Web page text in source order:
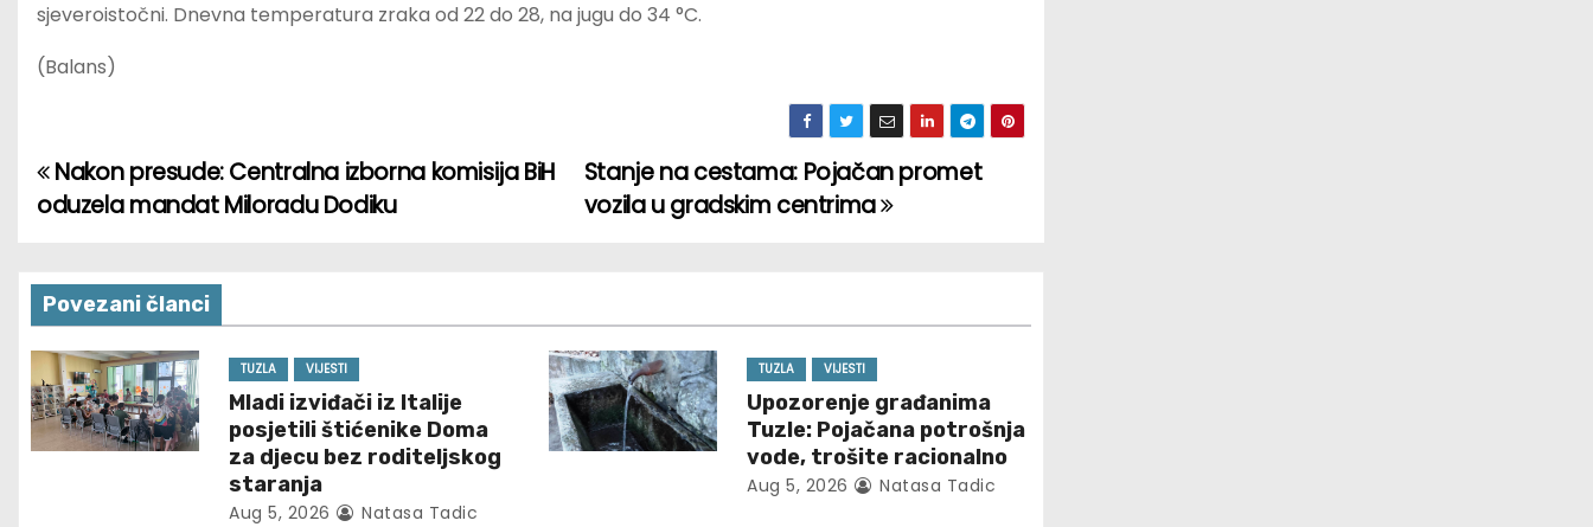
sjeveroistočni. Dnevna temperatura zraka od 22 do 28, na jugu do 34 °C.
(Balans)
P
s
t
n
a
Stanje na cestama: Pojačan promet
vozila u gradskim centrima
Nakon presude: Centralna izborna komisija BiH
oduzela mandat Miloradu Dodiku
Povezani članci
TUZLA VIJESTI
Mladi izviđači iz Italije
posjetili štićenike Doma
za djecu bez roditeljskog
staranja
Aug 5, 2026 Natasa Tadic
TUZLA VIJESTI
Upozorenje građanima
Tuzle: Pojačana potrošnja
vode, trošite racionalno
Aug 5, 2026 Natasa Tadic